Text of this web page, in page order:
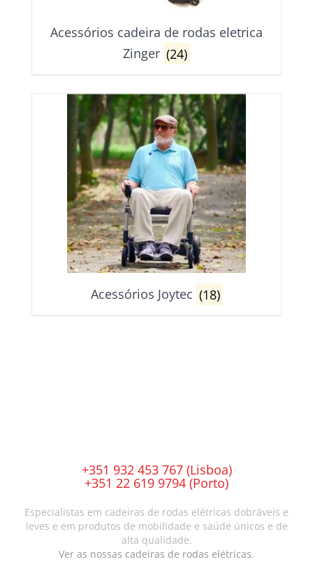
Acessórios cadeira de rodas eletrica
Zinger (24)
Acessórios Joytec (18)
+351 932 453 767 (Lisboa)
+351 22 619 9794 (Porto)
Especialistas em cadeiras de rodas elétricas dobráveis e
leves e em produtos de mobilidade e saúde únicos e de
alta qualidade.
Ver as nossas cadeiras de rodas elétricas.